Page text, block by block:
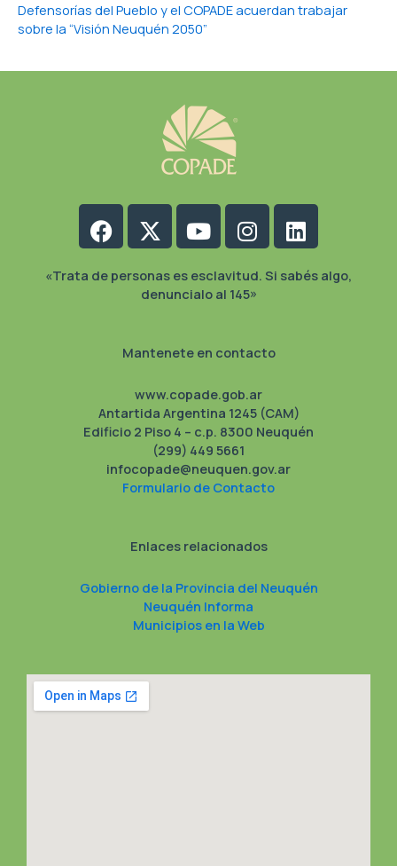
Defensorías del Pueblo y el COPADE acuerdan trabajar
sobre la “Visión Neuquén 2050”
Facebook
X-
twitter
YoutubeInstagram
Linkedin
«Trata de personas es esclavitud. Si sabés algo,
denuncialo al 145»
Mantenete en contacto
www.copade.gob.ar
Antartida Argentina 1245 (CAM)
Edificio 2 Piso 4 – c.p. 8300 Neuquén
(299) 449 5661
infocopade@neuquen.gov.ar
Formulario de Contacto
Enlaces relacionados
Gobierno de la Provincia del Neuquén
Neuquén Informa
Municipios en la Web